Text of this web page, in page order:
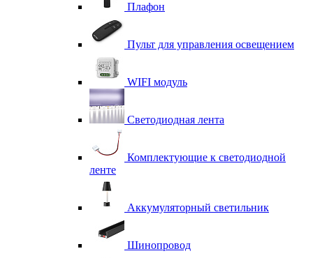
Плафон
Пульт для управления освещением
WIFI модуль
Светодиодная лента
Комплектующие к светодиодной
ленте
Аккумуляторный светильник
Шинопровод